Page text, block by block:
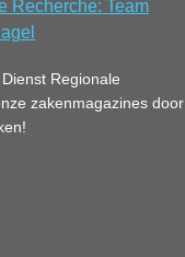
Recherche: Team
Regionale
zakenmagazines door